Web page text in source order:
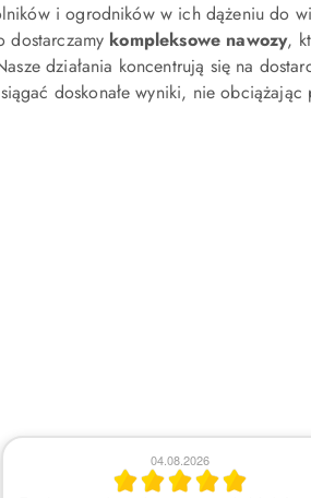
i ogrodników w ich dążeniu do
dostarczamy kompleksowe nawozy,
działania koncentrują się na
doskonałe wyniki, nie
30.07.2026